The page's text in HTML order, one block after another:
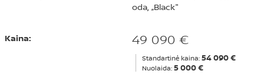
oda, „Black"
Kaina: 49 090 €
Standartinė kaina: 54 090 €
Nuolaida: 5 000 €